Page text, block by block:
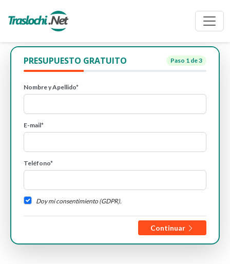
PRESUPUESTO GRATUITO Paso 1 de 3
Nombre y Apellido*
E-mail*
Teléfono*
Doy mi consentimiento (GDPR).
Continuar